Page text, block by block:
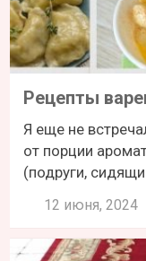
Рецепты
Я еще не
от порции
(подруги,
12 июня, 2024